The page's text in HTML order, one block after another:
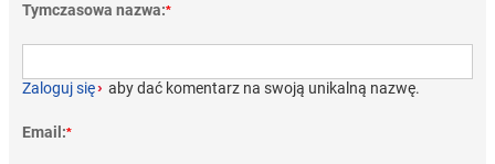
Tymczasowa nazwa:*
Zaloguj się› aby dać komentarz na swoją unikalną nazwę.
Email:*